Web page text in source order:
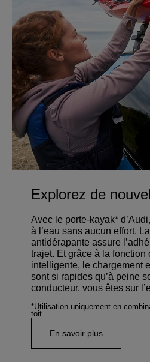
Explorez de
Avec le porte-kayak*
à l’eau sans aucun effort.
antidérapante assure
trajet. Et grâce à la fonction
intelligente, le chargement
sont si rapides qu’à peine
conducteur, vous êtes sur
*Utilisation uniquement en
toit.
En savoir plus